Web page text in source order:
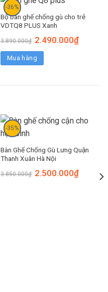
-36%
Bộ bàn ghế chống gù cho trẻ
VDTQ8 PLUS Xanh
3.890.000₫ 2.490.000₫
Mua hàng
-35%
Bàn Ghế Chống Gù Lưng Quận
Thanh Xuân Hà Nội
3.850.000₫ 2.500.000₫